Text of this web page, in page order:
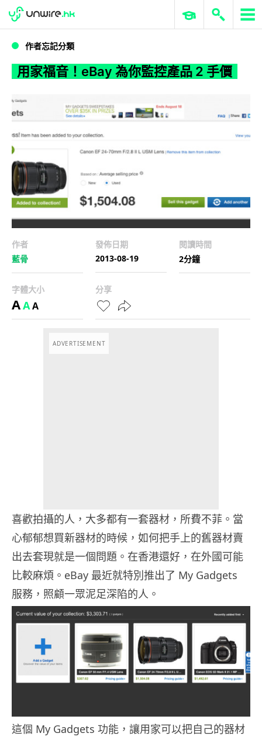
用家福音！eBay 為你監控產品 2 手價
WWDC 2026 ERP 與商業 AI
作者忘記分類
用家福音！eBay 為你監控產品 2 手價
作者
藍骨
發佈日期
2013-08-19
閱讀時間
2分鐘
字體大小
AAA
分享
ADVERTISEMENT
喜歡拍攝的人，大多都有一套器材，所費不菲。當
心郁郁想買新器材的時候，如何把手上的舊器材賣
出去套現就是一個問題。在香港還好，在外國可能
比較麻煩。eBay 最近就特別推出了 My Gadgets
服務，照顧一眾泥足深陷的人。
這個 My Gadgets 功能，讓用家可以把自己的器材